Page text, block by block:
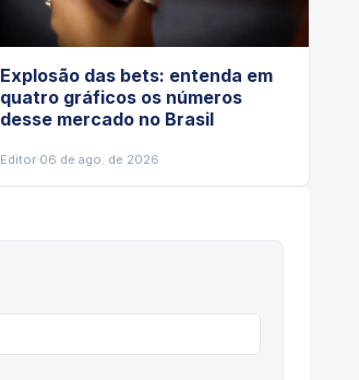
Explosão das bets: entenda em
quatro gráficos os números
desse mercado no Brasil
Editor·06 de ago. de 2026